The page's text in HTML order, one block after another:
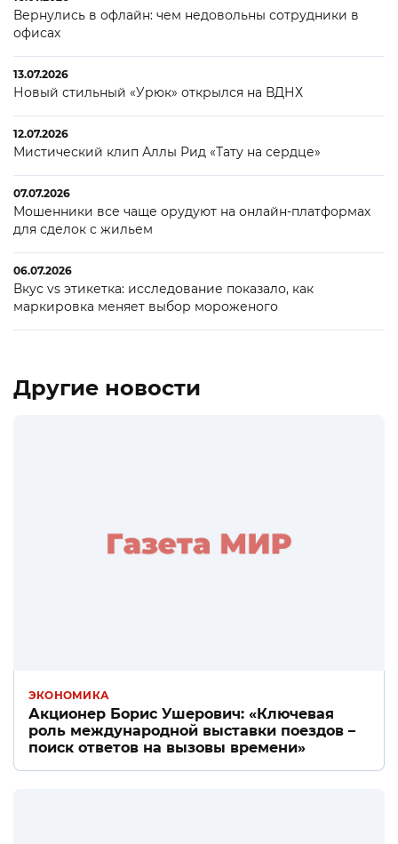
Вернулись в офлайн: чем недовольны сотрудники в
офисах
13.07.2026
Новый стильный «Урюк» открылся на ВДНХ
12.07.2026
Мистический клип Аллы Рид «Тату на сердце»
07.07.2026
Мошенники все чаще орудуют на онлайн-платформах
для сделок с жильем
06.07.2026
Вкус vs этикетка: исследование показало, как
маркировка меняет выбор мороженого
Другие новости
ЭКОНОМИКА
Акционер Борис Ушерович: «Ключевая
роль международной выставки поездов –
поиск ответов на вызовы времени»